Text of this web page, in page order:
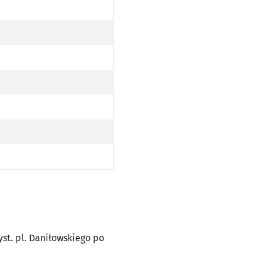
DANIŁOWSKIEGO PO TRASIE)
pl. Daniłowskiego po